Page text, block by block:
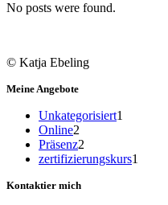
No posts were found.
© Katja Ebeling
Meine Angebote
Unkategorisiert1
Online2
Produkte
Präsenz2
Produkte
zertifizierungskurs1
Kontaktier mich